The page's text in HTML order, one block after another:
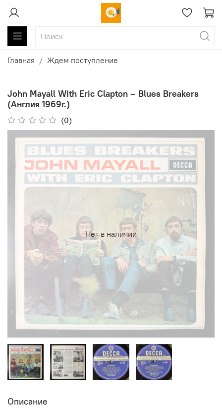
Главная Ждем поступление
John Mayall With Eric Clapton ‎– Blues Breakers
(Англия 1969г.)
(0)
Нет в наличии
Описание